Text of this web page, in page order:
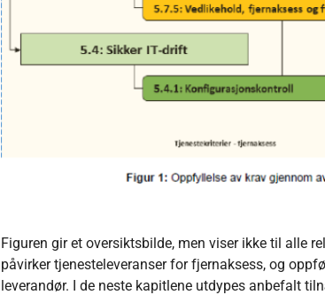
Figuren gir et oversiktsbilde, men viser ikke til alle
påvirker tjenesteleveranser for fjernaksess, og
leverandør. I de neste kapitlene utdypes anbefalt